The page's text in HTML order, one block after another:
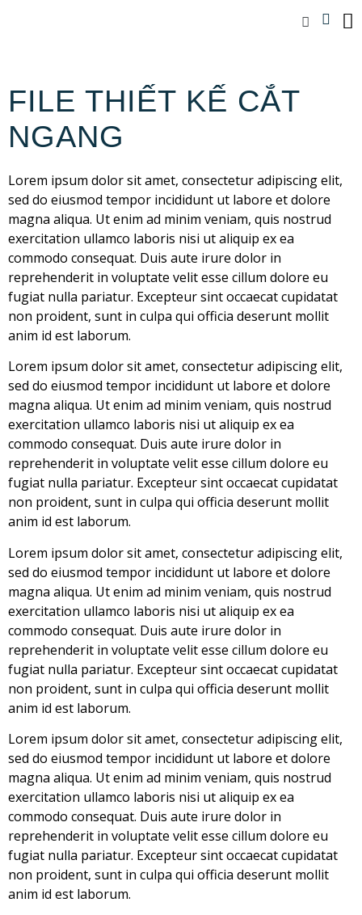
FILE THIẾT KẾ CẮT
NGANG
Lorem ipsum dolor sit amet, consectetur adipiscing elit,
sed do eiusmod tempor incididunt ut labore et dolore
magna aliqua. Ut enim ad minim veniam, quis nostrud
exercitation ullamco laboris nisi ut aliquip ex ea
commodo consequat. Duis aute irure dolor in
reprehenderit in voluptate velit esse cillum dolore eu
fugiat nulla pariatur. Excepteur sint occaecat cupidatat
non proident, sunt in culpa qui officia deserunt mollit
anim id est laborum.
Lorem ipsum dolor sit amet, consectetur adipiscing elit,
sed do eiusmod tempor incididunt ut labore et dolore
magna aliqua. Ut enim ad minim veniam, quis nostrud
exercitation ullamco laboris nisi ut aliquip ex ea
commodo consequat. Duis aute irure dolor in
reprehenderit in voluptate velit esse cillum dolore eu
fugiat nulla pariatur. Excepteur sint occaecat cupidatat
non proident, sunt in culpa qui officia deserunt mollit
anim id est laborum.
Lorem ipsum dolor sit amet, consectetur adipiscing elit,
sed do eiusmod tempor incididunt ut labore et dolore
magna aliqua. Ut enim ad minim veniam, quis nostrud
exercitation ullamco laboris nisi ut aliquip ex ea
commodo consequat. Duis aute irure dolor in
reprehenderit in voluptate velit esse cillum dolore eu
fugiat nulla pariatur. Excepteur sint occaecat cupidatat
non proident, sunt in culpa qui officia deserunt mollit
anim id est laborum.
Lorem ipsum dolor sit amet, consectetur adipiscing elit,
sed do eiusmod tempor incididunt ut labore et dolore
magna aliqua. Ut enim ad minim veniam, quis nostrud
exercitation ullamco laboris nisi ut aliquip ex ea
commodo consequat. Duis aute irure dolor in
reprehenderit in voluptate velit esse cillum dolore eu
fugiat nulla pariatur. Excepteur sint occaecat cupidatat
non proident, sunt in culpa qui officia deserunt mollit
anim id est laborum.